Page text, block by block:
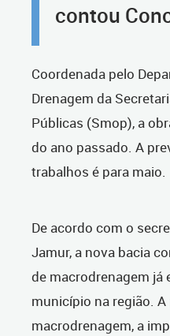
contou
Coordenada pelo
Drenagem da
Públicas (Smop), a
do ano passado. A
trabalhos é para maio.
De acordo com o
Jamur, a nova bacia
de macrodrenagem já
município na região.
macrodrenagem, a